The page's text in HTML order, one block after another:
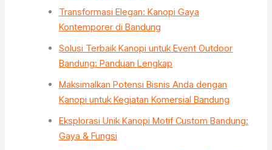
Transformasi Elegan: Kanopi Gaya
Kontemporer di Bandung
Solusi Terbaik Kanopi untuk Event Outdoor
Bandung: Panduan Lengkap
Maksimalkan Potensi Bisnis Anda dengan
Kanopi untuk Kegiatan Komersial Bandung
Eksplorasi Unik Kanopi Motif Custom Bandung:
Gaya & Fungsi